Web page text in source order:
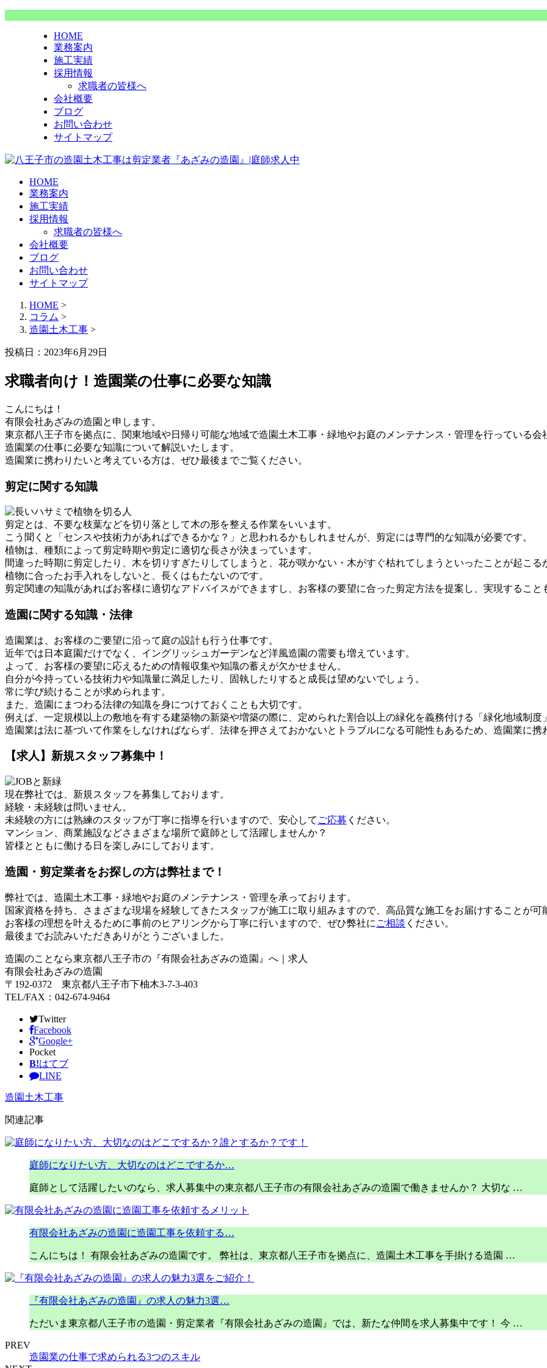
HOME
業務案内
施工実績
採用情報
求職者の皆様へ
会社概要
ブログ
お問い合わせ
サイトマップ
HOME
業務案内
施工実績
採用情報
求職者の皆様へ
会社概要
ブログ
お問い合わせ
サイトマップ
HOME >
コラム >
造園土木工事 >
投稿日：2023年6月29日
求職者向け！造園業の仕事に必要な知識
こんにちは！
有限会社あざみの造園と申します。
東京都八王子市を拠点に、関東地域や日帰り可能な地域で造園土木工事・緑地やお庭のメンテナンス・管理を行っている会
造園業の仕事に必要な知識について解説いたします。
造園業に携わりたいと考えている方は、ぜひ最後までご覧ください。
剪定に関する知識
剪定とは、不要な枝葉などを切り落として木の形を整える作業をいいます。
こう聞くと「センスや技術力があればできるかな？」と思われるかもしれませんが、剪定には専門的な知識が必要です。
植物は、種類によって剪定時期や剪定に適切な長さが決まっています。
間違った時期に剪定したり、木を切りすぎたりしてしまうと、花が咲かない・木がすぐ枯れてしまうといったことが起こる
植物に合ったお手入れをしないと、長くはもたないのです。
剪定関連の知識があればお客様に適切なアドバイスができますし、お客様の要望に合った剪定方法を提案し、実現すること
造園に関する知識・法律
造園業は、お客様のご要望に沿って庭の設計も行う仕事です。
近年では日本庭園だけでなく、イングリッシュガーデンなど洋風造園の需要も増えています。
よって、お客様の要望に応えるための情報収集や知識の蓄えが欠かせません。
自分が今持っている技術力や知識量に満足したり、固執したりすると成長は望めないでしょう。
常に学び続けることが求められます。
また、造園にまつわる法律の知識を身につけておくことも大切です。
例えば、一定規模以上の敷地を有する建築物の新築や増築の際に、定められた割合以上の緑化を義務付ける「緑化地域制度
造園業は法に基づいて作業をしなければならず、法律を押さえておかないとトラブルになる可能性もあるため、造園業に
【求人】新規スタッフ募集中！
現在弊社では、新規スタッフを募集しております。
経験・未経験は問いません。
未経験の方には熟練のスタッフが丁寧に指導を行いますので、安心して ご応募 ください。
マンション、商業施設などさまざまな場所で庭師として活躍しませんか？
皆様とともに働ける日を楽しみにしております。
造園・剪定業者をお探しの方は弊社まで！
弊社では、造園土木工事・緑地やお庭のメンテナンス・管理を承っております。
国家資格を持ち、さまざまな現場を経験してきたスタッフが施工に取り組みますので、高品質な施工をお届けすることが可
お客様の理想を叶えるために事前のヒアリングから丁寧に行いますので、ぜひ弊社に ご相談 ください。
最後までお読みいただきありがとうございました。
造園のことなら東京都八王子市の『有限会社あざみの造園』へ｜求人
有限会社あざみの造園
〒192-0372 東京都八王子市下柚木3-7-3-403
TEL/FAX：042-674-9464
Twitter
Facebook
Google+
Pocket
B!はてブ
LINE
造園土木工事
関連記事
庭師になりたい方、大切なのはどこでするか…
庭師として活躍したいのなら、求人募集中の東京都八王子市の有限会社あざみの造園で働きませんか？ 大切な …
有限会社あざみの造園に造園工事を依頼する…
こんにちは！ 有限会社あざみの造園です。 弊社は、東京都八王子市を拠点に、造園土木工事を手掛ける造園 …
『有限会社あざみの造園』の求人の魅力3選…
ただいま東京都八王子市の造園・剪定業者『有限会社あざみの造園』では、新たな仲間を求人募集中です！ 今 …
PREV
造園業の仕事で求められる3つのスキル